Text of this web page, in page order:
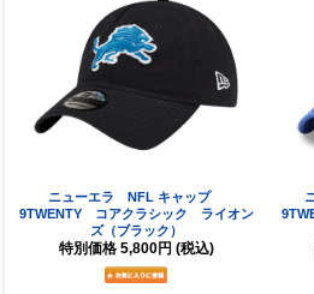
ニューエラ NFL キャップ
9TWENTY コアクラシック ライオン
ズ（ブラック）
特別価格 5,800円 (税込)